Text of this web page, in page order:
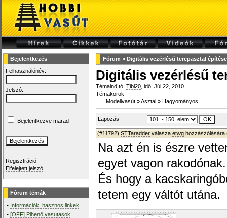
Bejelentkezés
Felhasználónév:
Jelszó:
Bejelentkezve marad
Regisztráció
Elfelejtett jelszó
Fórum témák
• Információk, hasznos linkek
•[OFF] Pihenő vasutasok
Fórum » Digitális vezérlésű terepasztal építése
Digitális vezérlésű
Témaindító: Tibi20 , idő: Júl 22, 2010
Témakörök:
Modellvasút »Asztal » Hagyományos
Lapozás
(#11792) STTaradder válasza etwg hozzászólására
Na azt én is észre
egyet vagon rakodónak.
És hogy a
tetem egy váltót utána.